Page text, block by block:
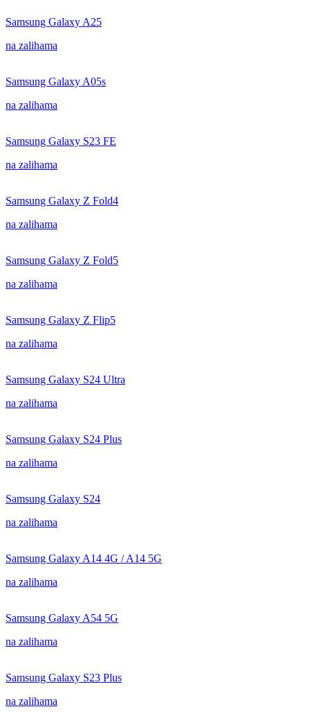
Samsung Galaxy A25
na zalihama
Samsung Galaxy A05s
na zalihama
Samsung Galaxy S23 FE
na zalihama
Samsung Galaxy Z Fold4
na zalihama
Samsung Galaxy Z Fold5
na zalihama
Samsung Galaxy Z Flip5
na zalihama
Samsung Galaxy S24 Ultra
na zalihama
Samsung Galaxy S24 Plus
na zalihama
Samsung Galaxy S24
na zalihama
Samsung Galaxy A14 4G / A14 5G
na zalihama
Samsung Galaxy A54 5G
na zalihama
Samsung Galaxy S23 Plus
na zalihama